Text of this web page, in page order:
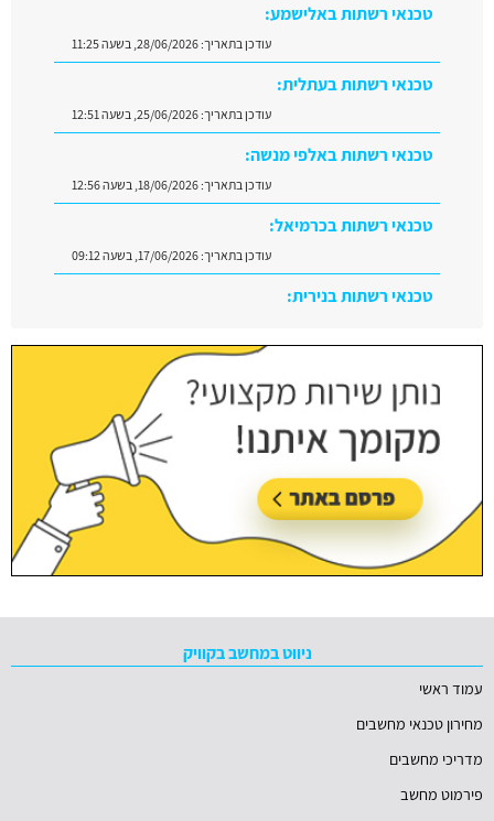
טכנאי רשתות באלישמע:
עודכן בתאריך:28/06/2026, בשעה 11:25
טכנאי רשתות בעתלית:
עודכן בתאריך:25/06/2026, בשעה 12:51
טכנאי רשתות באלפי מנשה:
עודכן בתאריך:18/06/2026, בשעה 12:56
טכנאי רשתות בכרמיאל:
עודכן בתאריך:17/06/2026, בשעה 09:12
טכנאי רשתות בנירית:
ניווט במחשב בקוויק
עמוד ראשי
מחירון טכנאי מחשבים
מדריכי מחשבים
פירמוט מחשב